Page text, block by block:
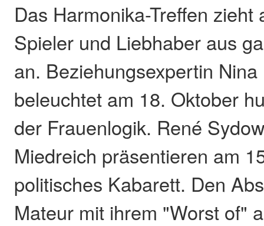
Das Harmonika-Treffen zieht
Spieler und Liebhaber aus
an. Beziehungsexpertin
beleuchtet am 18. Oktober
der Frauenlogik. René
Miedreich präsentieren am
politisches Kabarett. Den
Mateur mit ihrem "Worst of"